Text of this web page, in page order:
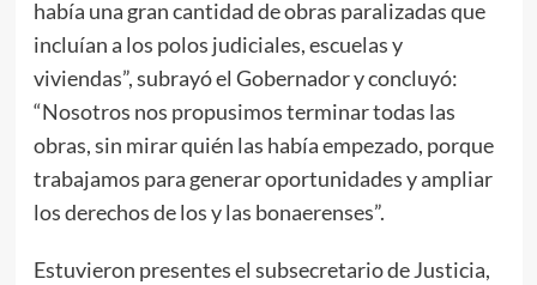
había una gran cantidad de obras paralizadas que
incluían a los polos judiciales, escuelas y
viviendas”, subrayó el Gobernador y concluyó:
“Nosotros nos propusimos terminar todas las
obras, sin mirar quién las había empezado, porque
trabajamos para generar oportunidades y ampliar
los derechos de los y las bonaerenses”.
Estuvieron presentes el subsecretario de Justicia,